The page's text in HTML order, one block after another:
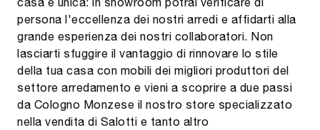
persona l'eccellenza dei nostri arredi e affidarti alla
grande esperienza dei nostri collaboratori. Non
lasciarti sfuggire il vantaggio di rinnovare lo stile
della tua casa con mobili dei migliori produttori del
settore arredamento e vieni a scoprire a due passi
da Cologno Monzese il nostro store specializzato
nella vendita di Salotti e tanto altro